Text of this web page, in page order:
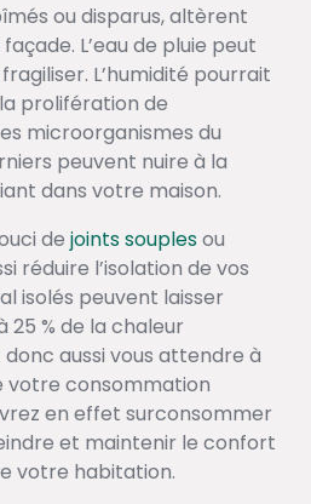
ou disparus, altèrent
L’eau de pluie peut
L’humidité pourrait
prolifération de
microorganismes du
peuvent nuire à la
dans votre maison.
de joints souplesou
réduire l’isolation de vos
isolés peuvent laisser
25 % de la chaleur
aussi vous attendre à
votre consommation
en effet surconsommer
et maintenir le confort
votre habitation.